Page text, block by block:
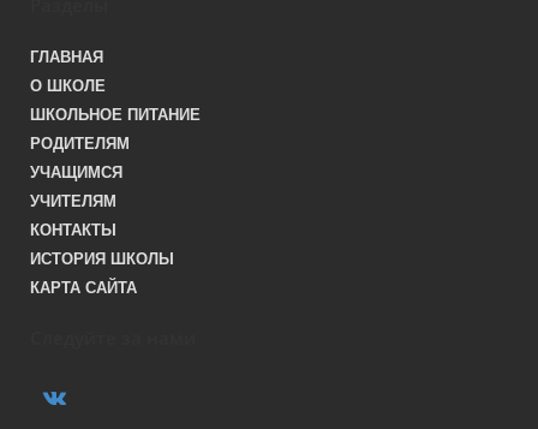
ГЛАВНАЯ
О ШКОЛЕ
ШКОЛЬНОЕ ПИТАНИЕ
РОДИТЕЛЯМ
УЧАЩИМСЯ
УЧИТЕЛЯМ
КОНТАКТЫ
ИСТОРИЯ ШКОЛЫ
КАРТА САЙТА